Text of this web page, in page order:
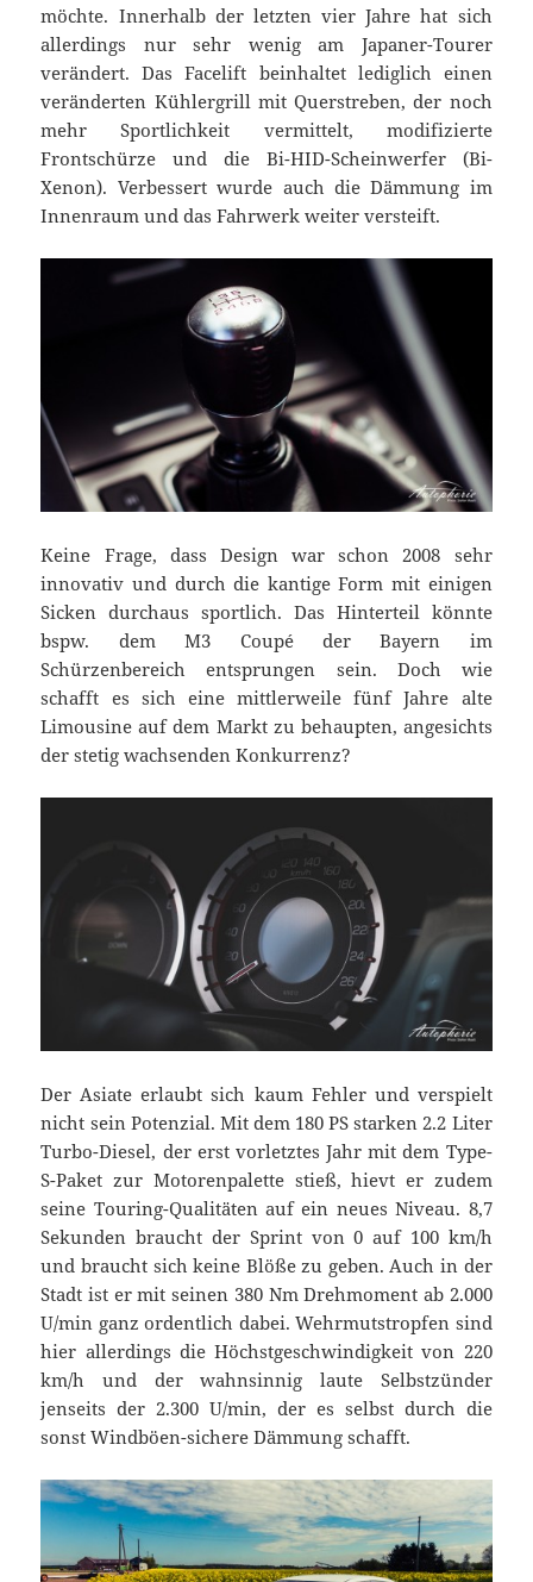
möchte. Innerhalb der letzten vier Jahre hat sich
allerdings nur sehr wenig am Japaner-Tourer
verändert. Das Facelift beinhaltet lediglich einen
veränderten Kühlergrill mit Querstreben, der noch
mehr Sportlichkeit vermittelt, modifizierte
Frontschürze und die Bi-HID-Scheinwerfer (Bi-
Xenon). Verbessert wurde auch die Dämmung im
Innenraum und das Fahrwerk weiter versteift.
Keine Frage, dass Design war schon 2008 sehr
innovativ und durch die kantige Form mit einigen
Sicken durchaus sportlich. Das Hinterteil könnte
bspw. dem M3 Coupé der Bayern im
Schürzenbereich entsprungen sein. Doch wie
schafft es sich eine mittlerweile fünf Jahre alte
Limousine auf dem Markt zu behaupten, angesichts
der stetig wachsenden Konkurrenz?
Der Asiate erlaubt sich kaum Fehler und verspielt
nicht sein Potenzial. Mit dem 180 PS starken 2.2 Liter
Turbo-Diesel, der erst vorletztes Jahr mit dem Type-
S-Paket zur Motorenpalette stieß, hievt er zudem
seine Touring-Qualitäten auf ein neues Niveau. 8,7
Sekunden braucht der Sprint von 0 auf 100 km/h
und braucht sich keine Blöße zu geben. Auch in der
Stadt ist er mit seinen 380 Nm Drehmoment ab 2.000
U/min ganz ordentlich dabei. Wehrmutstropfen sind
hier allerdings die Höchstgeschwindigkeit von 220
km/h und der wahnsinnig laute Selbstzünder
jenseits der 2.300 U/min, der es selbst durch die
sonst Windböen-sichere Dämmung schafft.